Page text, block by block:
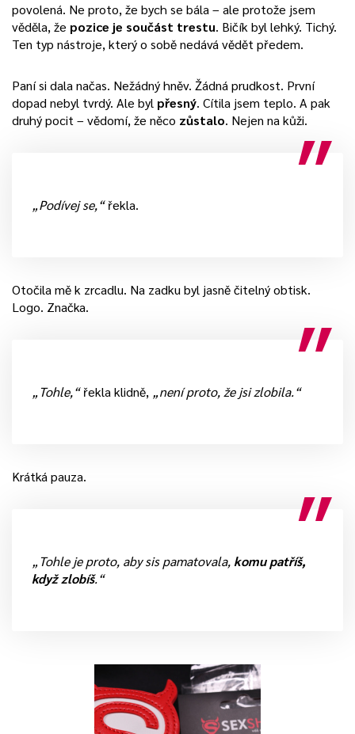
povolená. Ne proto, že bych se bála – ale protože jsem
věděla, že pozice je součást trestu. Bičík byl lehký. Tichý.
Ten typ nástroje, který o sobě nedává vědět předem.
Paní si dala načas. Nežádný hněv. Žádná prudkost. První
dopad nebyl tvrdý. Ale byl přesný. Cítila jsem teplo. A pak
druhý pocit – vědomí, že něco zůstalo. Nejen na kůži.
„Podívej se,“řekla.
Otočila mě k zrcadlu. Na zadku byl jasně čitelný obtisk.
Logo. Značka.
„Tohle,“řekla klidně, „není proto, že jsi zlobila.“
Krátká pauza.
„Tohle je proto, aby sis pamatovala, komu patříš,
když zlobíš.“